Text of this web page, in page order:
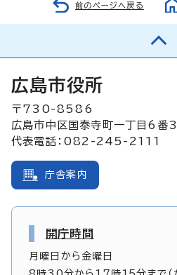
前のページへ戻る
広島市役所
〒730-8586
広島市中区国泰寺町一丁目6番
代表電話：082-245-2111
庁舎案内
開庁時間
月曜日から金曜日